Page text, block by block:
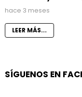
hace 3 meses
LEER MÁS...
SÍGUENOS EN